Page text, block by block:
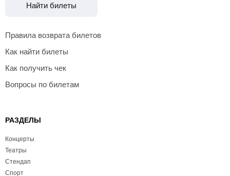
Найти билеты
Правила возврата билетов
Как найти билеты
Как получить чек
Вопросы по билетам
РАЗДЕЛЫ
Концерты
Театры
Стендап
Спорт